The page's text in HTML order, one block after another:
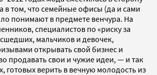
в том, что семейные офисы (да и сами
понимают в предмете венчура. На
специалистов по «риску за
мальчиков и девочек,
открывать свой бизнес и
продавать свои и чужие идеи, — и так
готовых верить в вечную молодость из